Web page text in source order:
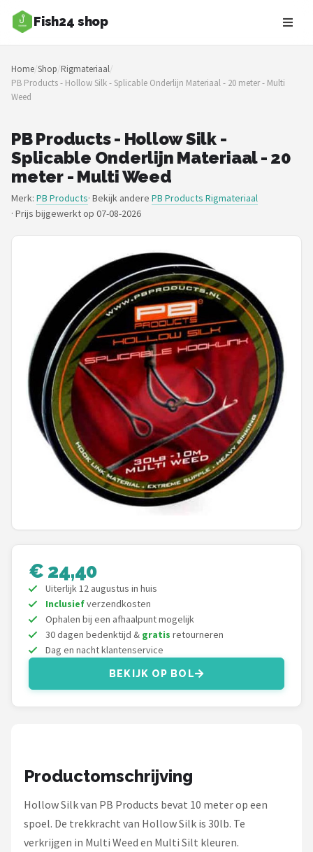
Fish24 shop
Zoeken
NAVIGATIE
Shop
Merken
Blog
Hengelsoorten
Hengels
Dobbers
Kunstaas
Shop
POPULAIRE MERKEN
Westin
Salmo
Rapala
PB Products
Fox Rage
Rozemeijer
Alle merken →
Home/Shop/Rigmateriaal/
PB Products - Hollow Silk - Splicable Onderlijn Materiaal - 20 meter - Multi
Weed
PB Products - Hollow Silk -
Splicable Onderlijn Materiaal - 20
meter - Multi Weed
Merk: PB Products· Bekijk andere PB Products Rigmateriaal
· Prijs bijgewerkt op 07-08-2026
€ 24,40
Uiterlijk 12 augustus in huis
Inclusiefverzendkosten
Ophalen bij een afhaalpunt mogelijk
30 dagen bedenktijd & gratis retourneren
Dag en nacht klantenservice
BEKIJK OP BOL
Productomschrijving
Hollow Silk van PB Products bevat 10 meter op een
spoel. De trekkracht van Hollow Silk is 30lb. Te
verkrijgen in Multi Weed en Multi Silt kleuren.